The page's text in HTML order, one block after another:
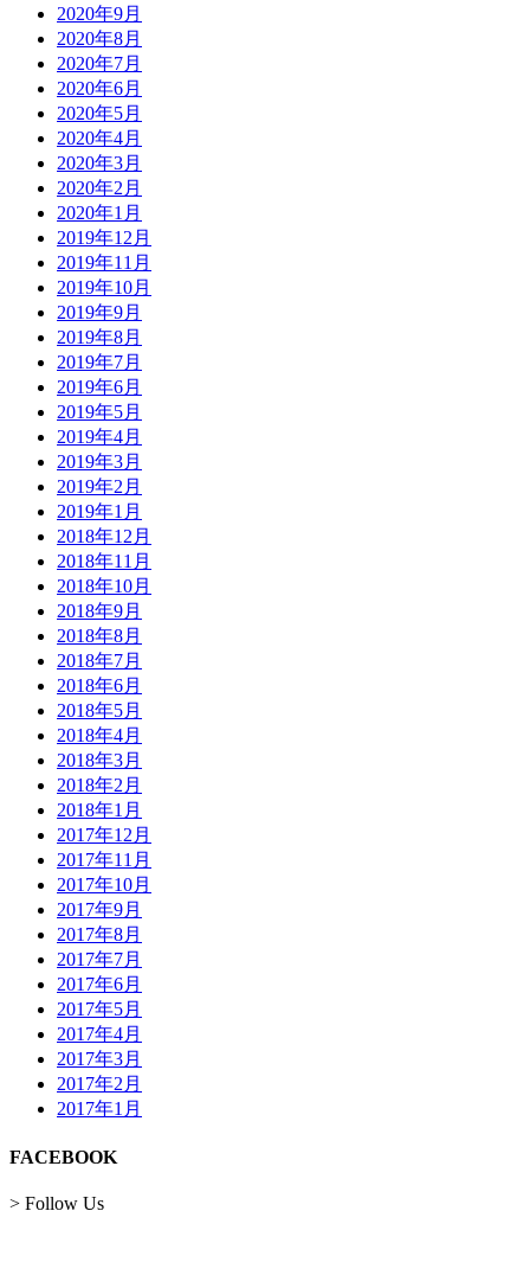
2020年9月
2020年8月
2020年7月
2020年6月
2020年5月
2020年4月
2020年3月
2020年2月
2020年1月
2019年12月
2019年11月
2019年10月
2019年9月
2019年8月
2019年7月
2019年6月
2019年5月
2019年4月
2019年3月
2019年2月
2019年1月
2018年12月
2018年11月
2018年10月
2018年9月
2018年8月
2018年7月
2018年6月
2018年5月
2018年4月
2018年3月
2018年2月
2018年1月
2017年12月
2017年11月
2017年10月
2017年9月
2017年8月
2017年7月
2017年6月
2017年5月
2017年4月
2017年3月
2017年2月
2017年1月
FACEBOOK
> Follow Us